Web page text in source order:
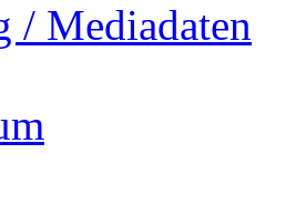
/ Mediadaten